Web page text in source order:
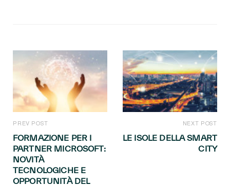
PREV POST
FORMAZIONE PER I
PARTNER MICROSOFT:
NOVITÀ
TECNOLOGICHE E
OPPORTUNITÀ DEL
NEXT POST
LE ISOLE DELLA SMART
CITY